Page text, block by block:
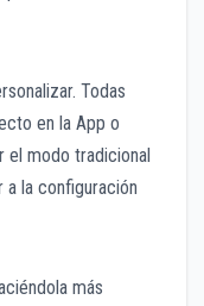
Todas
en la App o
el modo tradicional
a la configuración
más